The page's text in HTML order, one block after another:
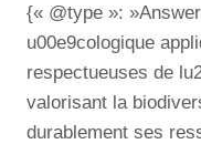
{« @type »:
u00e9cologique
respectueuses de
valorisant la
durablement ses